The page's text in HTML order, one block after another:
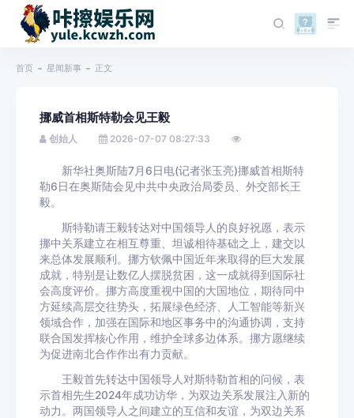
首页 星闻新事 正文
挪威首相斯特勒会见王毅
创始人 2026-07-07 08:27:33
新华社奥斯陆7月6日电(记者张玉亮)挪威首相斯特
勒6日在奥斯陆会见中共中央政治局委员、外交部长王
毅。
斯特勒请王毅转达对中国领导人的良好祝愿，表示
挪中关系建立在相互尊重、坦诚相待基础之上，建交以
来总体发展顺利。挪方钦佩中国近年来取得的巨大发展
成就，特别是让数亿人摆脱贫困，这一成就得到国际社
会高度评价。挪方高度重视中国的大国地位，期待同中
方延续高层交往势头，拓展绿色经济、人工智能等新兴
领域合作，加强在国际和地区事务中的沟通协调，支持
联合国发挥核心作用，维护全球多边体系。挪方愿继续
为促进南北合作作出有力贡献。
王毅首先转达中国领导人对斯特勒首相的问候，表
示首相先生2024年成功访华，为双边关系发展注入新的
动力。两国领导人之间建立的互信和友谊，为双边关系